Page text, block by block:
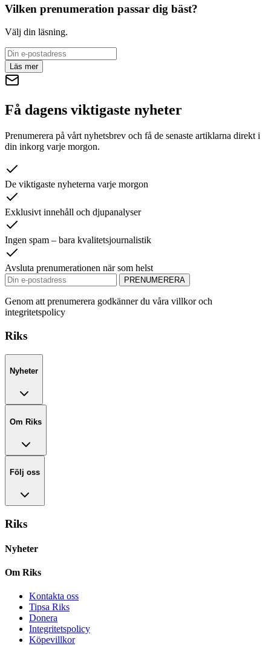
Vilken prenumeration passar dig bäst?
Välj din läsning.
Läs mer
Få dagens viktigaste nyheter
Prenumerera på vårt nyhetsbrev och få de senaste artiklarna direkt i
din inkorg varje morgon.
De viktigaste nyheterna varje morgon
Exklusivt innehåll och djupanalyser
Ingen spam – bara kvalitetsjournalistik
Avsluta prenumerationen när som helst
PRENUMERERA
Genom att prenumerera godkänner du våra villkor och
integritetspolicy
Riks
Nyheter
Om Riks
Följ oss
Riks
Nyheter
Om Riks
Kontakta oss
Tipsa Riks
Donera
Integritetspolicy
Köpevillkor